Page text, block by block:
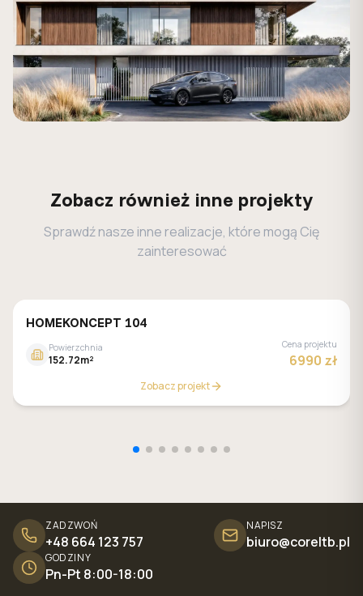
Zobacz również inne projekty
Sprawdź nasze inne realizacje, które mogą Cię
zainteresować
HOMEKONCEPT 104
Powierzchnia
152.72m²
Cena projektu
6990 zł
Zobacz projekt
ZADZWOŃ
+48 664 123 757
NAPISZ
biuro@coreltb.pl
GODZINY
Pn-Pt 8:00-18:00